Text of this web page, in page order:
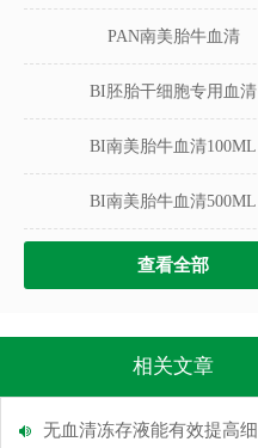
PAN南美胎牛血清
BI胚胎干细胞专用血清
BI南美胎牛血清100ML
BI南美胎牛血清500ML
查看全部
相关文章